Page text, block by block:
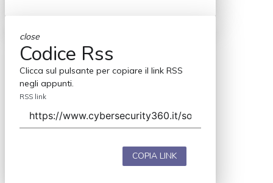
close
Codice Rss
Clicca sul pulsante per copiare il link RSS
negli appunti.
RSS link
COPIA LINK